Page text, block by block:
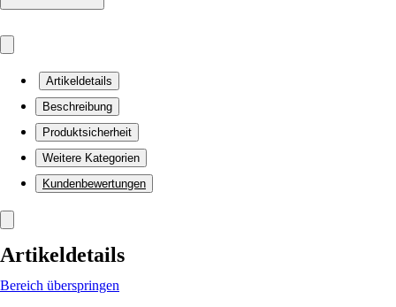
Artikeldetails
Beschreibung
Produktsicherheit
Weitere Kategorien
Kundenbewertungen
Artikeldetails
Bereich überspringen